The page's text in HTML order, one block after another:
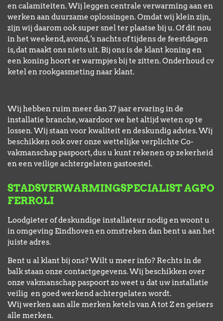
en calamiteiten. Wij leggen centrale verwarming aan en
werken aan duurzame oplossingen. Omdat wij klein zijn,
zijn wij daarom ook super snel ter plaatse bij u. Of dit nou
in het weekend, avond, 's nachts of tijdens de feestdagen
is, dat maakt ons niets uit. Bij ons is de klant koning en
een koning hoort er warmpjes bij te zitten. Onderhoud cv
ketel en rookgasmeting naar klant.
Wij hebben ruim meer dan 37 jaar ervaring in de
installatie branche, waardoor we het altijd weten op te
lossen. Wij staan voor kwaliteit en deskundig advies. Wij
beschikken ook over onze wettelijke verplichte Co-
vakmanschap paspoort, dus u kunt rekenen op zekerheid
en een veilige achtergelaten gastoestel.
STADSVERWARMINGSPECIALIST AGPO
FERROLI
Loodgieter of deskundige installateur nodig en woont u
in omgeving Eindhoven en omstreken dan bent u aan het
juiste adres.
Bent u al klant bij ons? Wilt u meer info? Rechts in de
balk staan onze contactgegevens. Wij beschikken over
onze vakmanschap paspoort zo weet u dat uw installatie
veilig en goed werkend achtergelaten wordt.
Wij werken aan alle merken ketels van A tot Z en geisers
alle merken.